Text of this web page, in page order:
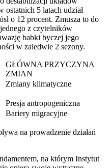
ostatnich 5 latach udział
o 12 procent. Zmusza to do
z czytelników
babki byczej jego
w zaledwie 2 sezony.
GŁÓWNA PRZYCZYNA
ZMIAN
Zmiany klimatyczne
Presja antropogeniczna
Bariery migracyjne
na prowadzenie działań
na którym Instytut